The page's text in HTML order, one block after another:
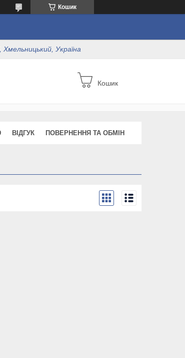
Кошик
Україна
Кошик
ВІДГУК ПОВЕРНЕННЯ ТА ОБМІН